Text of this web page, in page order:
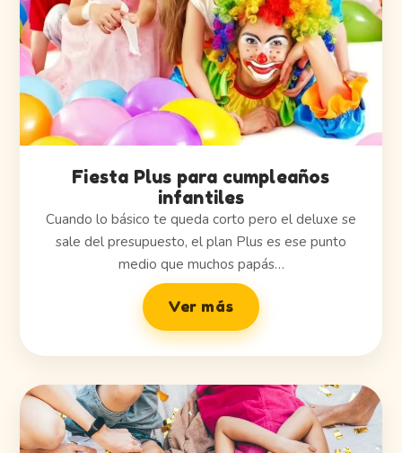
Fiesta Plus para cumpleaños
infantiles
Cuando lo básico te queda corto pero el deluxe se
sale del presupuesto, el plan Plus es ese punto
medio que muchos papás…
Ver más